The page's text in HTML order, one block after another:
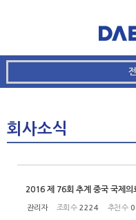
회사소식
2016 제 76회 추계 중국 국제의
관리자 조회 수 2224 추천 수 0